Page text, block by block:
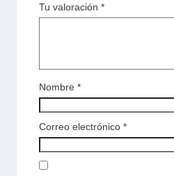
Tu valoración *
Nombre *
Correo electrónico *